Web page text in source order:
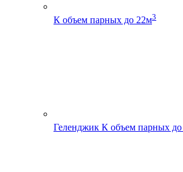
К объем парных до 22м3
Геленджик К объем парных